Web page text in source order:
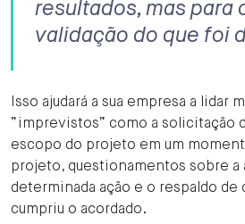
resultados, mas para
validação do que foi
Isso ajudará a sua empresa a lidar
“imprevistos” como a solicitação
escopo do projeto em um
projeto, questionamentos sobre a
determinada ação e o respaldo de
cumpriu o acordado.